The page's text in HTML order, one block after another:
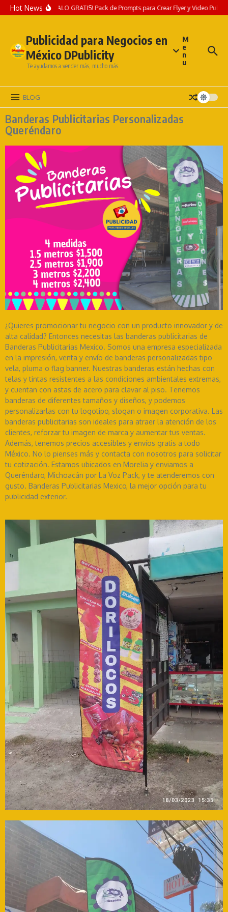
Hot News¡REGALO GRATIS! Pack de Prompts para Crear Flyer y Video
Publicidad para Negocios en
México DPublicity
Te ayudamos a vender más, mucho más.
M
e
n
u
BLOG
Banderas Publicitarias Personalizadas
Queréndaro
¿Quieres promocionar tu negocio con un producto innovador y de
alta calidad? Entonces necesitas las banderas publicitarias de
Banderas Publicitarias Mexico. Somos una empresa especializada
en la impresión, venta y envío de banderas personalizadas tipo
vela, pluma o flag banner. Nuestras banderas están hechas con
telas y tintas resistentes a las condiciones ambientales extremas,
y cuentan con astas de acero para clavar al piso. Tenemos
banderas de diferentes tamaños y diseños, y podemos
personalizarlas con tu logotipo, slogan o imagen corporativa. Las
banderas publicitarias son ideales para atraer la atención de los
clientes, reforzar tu imagen de marca y aumentar tus ventas.
Además, tenemos precios accesibles y envíos gratis a todo
México. No lo pienses más y contacta con nosotros para solicitar
tu cotización. Estamos ubicados en Morelia y enviamos a
Queréndaro, Michoacán por La Voz Pack, y te atenderemos con
gusto. Banderas Publicitarias Mexico, la mejor opción para tu
publicidad exterior.